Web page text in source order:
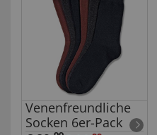
Venenfreundliche
Socken 6er-Pack